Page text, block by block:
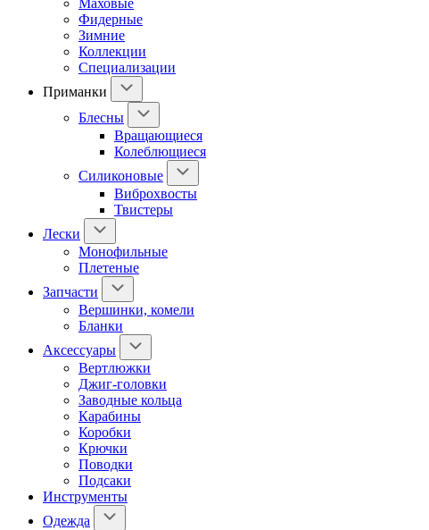
Маховые
Фидерные
Зимние
Коллекции
Специализации
Приманки
Блесны
Вращающиеся
Колеблющиеся
Силиконовые
Виброхвосты
Твистеры
Лески
Монофильные
Плетеные
Запчасти
Вершинки, комели
Бланки
Аксессуары
Вертлюжки
Джиг-головки
Заводные кольца
Карабины
Коробки
Крючки
Поводки
Подсаки
Инструменты
Одежда